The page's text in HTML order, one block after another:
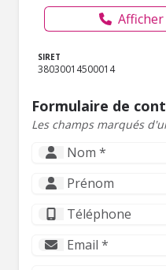
SIRET
38030014500014
Formulaire de
Les champs marqués